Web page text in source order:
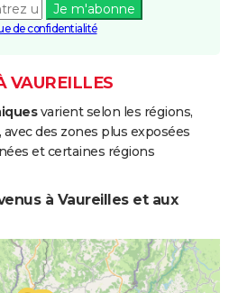
Je m'abonne
de confidentialité
VAUREILLES
varient selon les régions,
des zones plus exposées
et certaines régions
à Vaureilles et aux